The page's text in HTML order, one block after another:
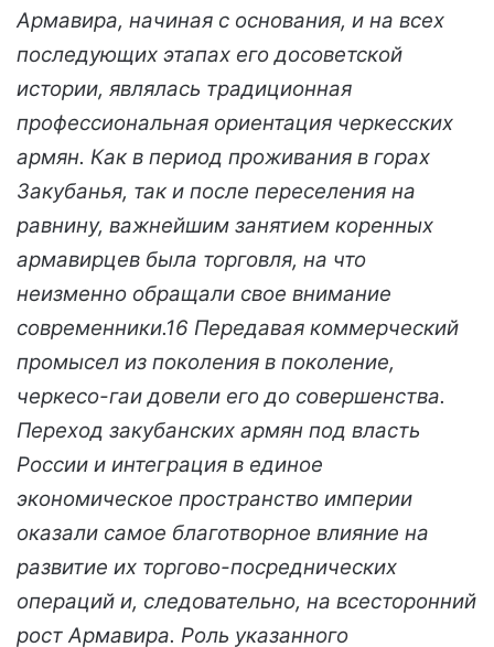
Армавира, начиная с основания, и на всех
последующих этапах его досоветской
истории, являлась традиционная
профессиональная ориентация черкесских
армян. Как в период проживания в горах
Закубанья, так и после переселения на
равнину, важнейшим занятием коренных
армавирцев была торговля, на что
неизменно обращали свое внимание
современники.16 Передавая коммерческий
промысел из поколения в поколение,
черкесо-гаи довели его до совершенства.
Переход закубанских армян под власть
России и интеграция в единое
экономическое пространство империи
оказали самое благотворное влияние на
развитие их торгово-посреднических
операций и, следовательно, на всесторонний
рост Армавира. Роль указанного